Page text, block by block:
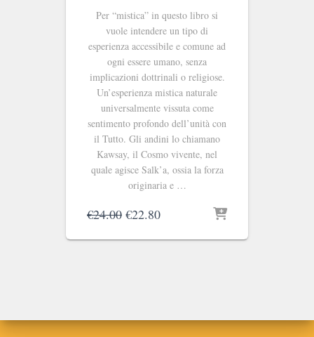
Per “mistica” in questo libro si
vuole intendere un tipo di
esperienza accessibile e comune ad
ogni essere umano, senza
implicazioni dottrinali o religiose.
Un’esperienza mistica naturale
universalmente vissuta come
sentimento profondo dell’unità con
il Tutto. Gli andini lo chiamano
Kawsay, il Cosmo vivente, nel
quale agisce Salk’a, ossia la forza
originaria e …
€24.00 Il
originale
€22.80Il
attuale